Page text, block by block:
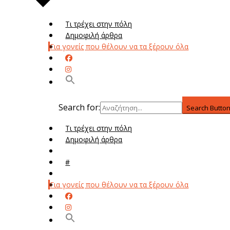
Τι τρέχει στην πόλη
Δημοφιλή άρθρα
Για γονείς που θέλουν να τα ξέρουν όλα
Search for: Search
Τι τρέχει στην πόλη
Δημοφιλή άρθρα
#
Για γονείς που θέλουν να τα ξέρουν όλα